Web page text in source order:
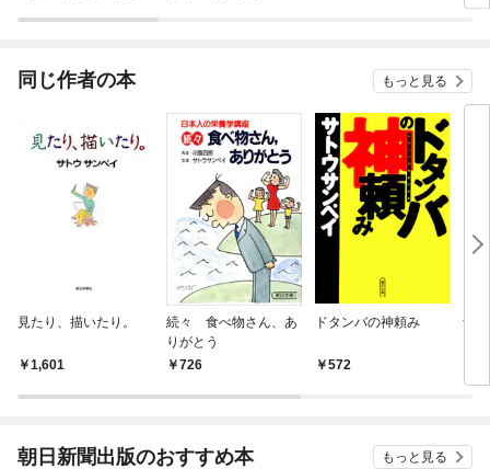
今
同じ作者の本 もっと見る
見たり、描いたり。
1,601
続々 食べ物さん、あ
りがとう
726
ドタンバの神頼み
572
食
朝日新聞出版のおすすめ本 もっと見る